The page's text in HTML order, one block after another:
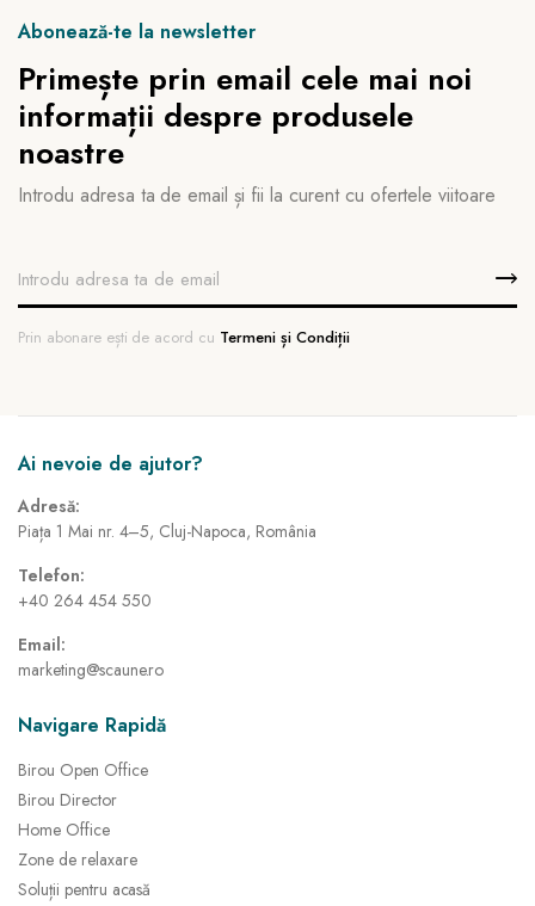
Abonează-te la newsletter
Primește prin email cele mai noi
informații despre produsele
noastre
Introdu adresa ta de email și fii la curent cu ofertele viitoare
Prin abonare ești de acord cu Termeni și Condiții
Ai nevoie de ajutor?
Adresă:
Piața 1 Mai nr. 4–5, Cluj-Napoca, România
Telefon:
+40 264 454 550
Email:
marketing@scaune.ro
Navigare Rapidă
Birou Open Office
Birou Director
Home Office
Zone de relaxare
Soluții pentru acasă